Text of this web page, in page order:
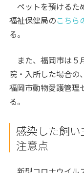
ペットを預けるた
福祉保健局のこちら
る。
また、福岡市は５
院・入所した場合の
福岡市動物愛護管理
る。
感染した飼
注意点